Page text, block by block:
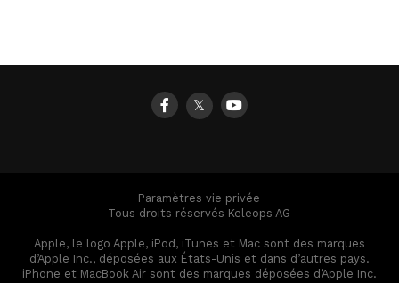
𝕏
Paramètres vie privée
Tous droits réservés Keleops AG
Apple, le logo Apple, iPod, iTunes et Mac sont des marques
d’Apple Inc., déposées aux États-Unis et dans d’autres pays.
iPhone et MacBook Air sont des marques déposées d’Apple Inc.